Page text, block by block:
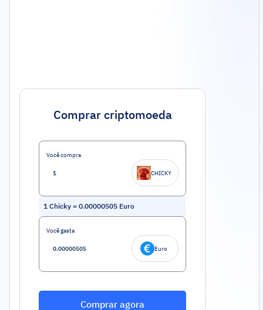
Comprar criptomoeda
Você compra
CHICKY
1 Chicky = 0.00000505 Euro
Você gasta
Euro
Comprar agora